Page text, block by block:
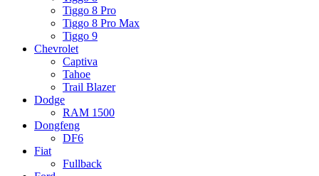
Tiggo 8 Pro
Tiggo 8 Pro Max
Tiggo 9
Chevrolet
Captiva
Tahoe
Trail Blazer
Dodge
RAM 1500
Dongfeng
DF6
Fiat
Fullback